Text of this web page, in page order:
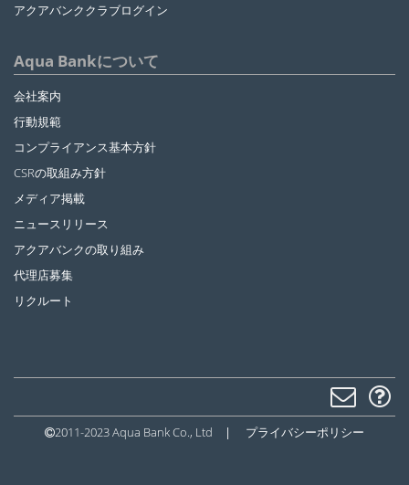
アクアバンククラブログイン
Aqua Bankについて
会社案内
行動規範
コンプライアンス基本方針
CSRの取組み方針
メディア掲載
ニュースリリース
アクアバンクの取り組み
代理店募集
リクルート
2011-2023 Aqua Bank Co., Ltd | プライバシーポリシー